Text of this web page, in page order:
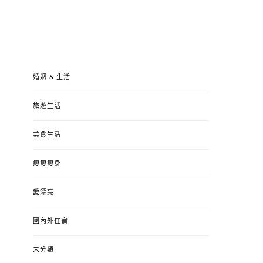
婚姻 & 生活
旅遊生活
美食生活
瘦瘦瘦身
愛漂亮
國內外住宿
未分類